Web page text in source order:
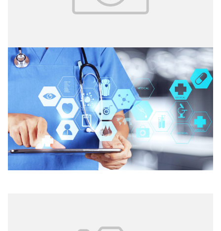
13.09.2024 № 4 (62)
Роль и место социо­гуманитарных
исследований в сфере
здравоохранения
В век цифровизации и перехода на модель медицины,
где в центре внимания стоит человек, роль социологии
и социогуманитарных технологий как инструмента для
управления качеством медицинской помощи и ее
развития существенно возрастает.